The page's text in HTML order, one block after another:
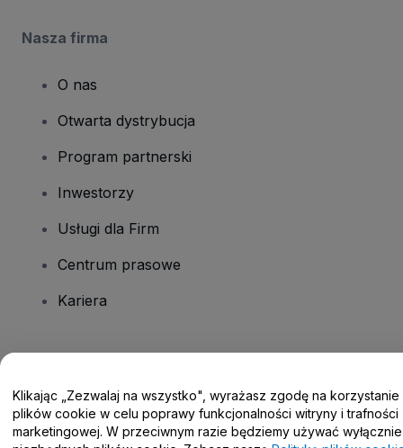
Nasza firma
O nas
Otwarta dystrybucja
Program partnerski
Inwestorzy
Usługi dla Firm
Centrum prasowe
Kariera
Centrum pomocy / Skontaktuj się z nami
Klikając „Zezwalaj na wszystko", wyrażasz zgodę na korzystanie
plików cookie w celu poprawy funkcjonalności witryny i trafności
marketingowej. W przeciwnym razie będziemy używać wyłącznie